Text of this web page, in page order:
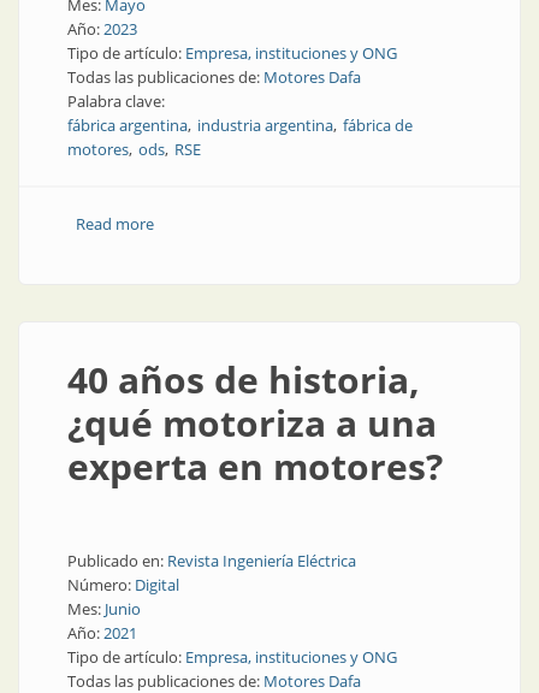
Mes: Mayo
Año:2023
Tipo de artículo: Empresa, instituciones y ONG
Todas las publicaciones de: Motores Dafa
Palabra clave:
fábrica argentina industria argentina fábrica de
motores ods RSE
Read moreabout Motores Dafa: empresa socialmente
40 años de historia,
¿qué motoriza a una
experta en motores?
Publicado en: Revista Ingeniería Eléctrica
Número: Digital
Mes: Junio
Año:2021
Tipo de artículo: Empresa, instituciones y ONG
Todas las publicaciones de: Motores Dafa